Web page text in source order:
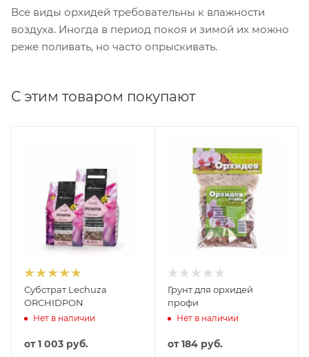
Все виды орхидей требовательны к влажности
воздуха. Иногда в период покоя и зимой их можно
реже поливать, но часто опрыскивать.
С этим товаром покупают
Субстрат Lechuza
ORCHIDPON
Нет в наличии
от1 003 руб.
Грунт для орхидей
профи
Нет в наличии
от184 руб.